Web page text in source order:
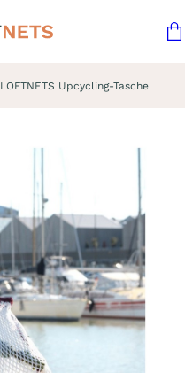
LOFTNETS Upcycling-Tasche